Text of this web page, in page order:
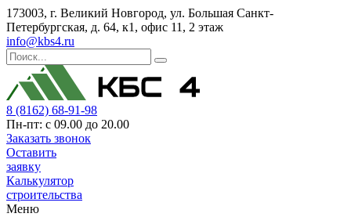
173003, г. Великий Новгород, ул. Большая Санкт-
Петербургская, д. 64, к1, офис 11, 2 этаж
info@kbs4.ru
8 (8162) 68-91-98
Пн-пт: с 09.00 до 20.00
Заказать звонок
Оставить
заявку
Калькулятор
строительства
Меню